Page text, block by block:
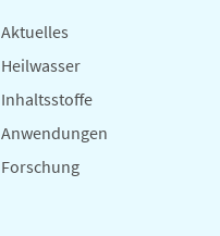
Aktuelles
Heilwasser
Inhaltsstoffe
Anwendungen
Forschung